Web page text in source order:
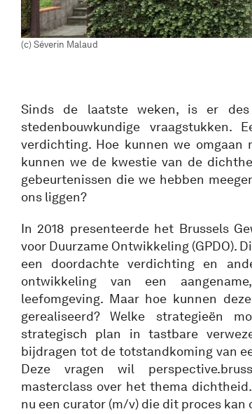
(c) Séverin Malaud
Sinds de laatste weken, is er
stedenbouwkundige
verdichting. Hoe kunnen we
kunnen we de kwestie van de
gebeurtenissen die we hebben
ons liggen?
In 2018 presenteerde het Brussels
voor Duurzame Ontwikkeling (GPDO).
een doordachte verdichting en
ontwikkeling van een
leefomgeving. Maar hoe kunnen
gerealiseerd? Welke strategieën
strategisch plan in tastbare
bijdragen tot de totstandkoming van
Deze vragen wil
masterclass over het thema
nu een curator (m/v) die dit proces kan